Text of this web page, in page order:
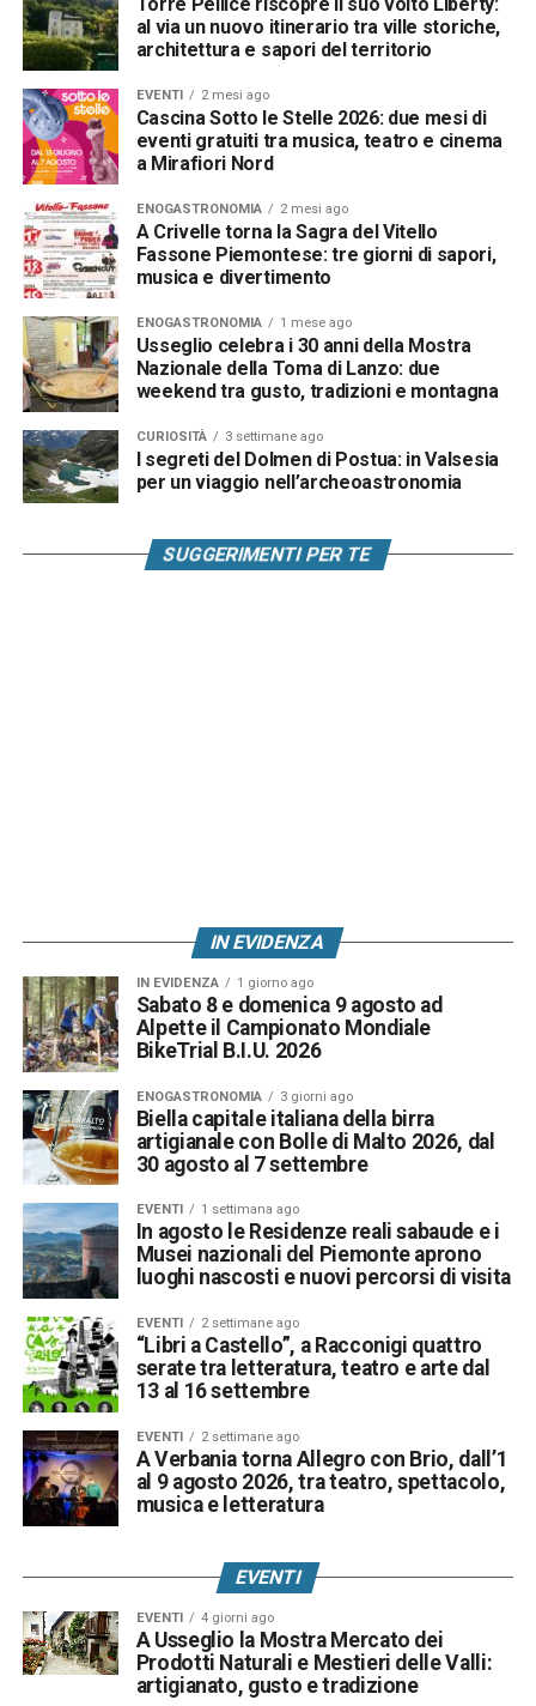
Torre Pellice riscopre il suo volto Liberty:
al via un nuovo itinerario tra ville storiche,
architettura e sapori del territorio
EVENTI 2 mesi ago
Cascina Sotto le Stelle 2026: due mesi di
eventi gratuiti tra musica, teatro e cinema
a Mirafiori Nord
ENOGASTRONOMIA 2 mesi ago
A Crivelle torna la Sagra del Vitello
Fassone Piemontese: tre giorni di sapori,
musica e divertimento
ENOGASTRONOMIA 1 mese ago
Usseglio celebra i 30 anni della Mostra
Nazionale della Toma di Lanzo: due
weekend tra gusto, tradizioni e montagna
CURIOSITÀ 3 settimane ago
I segreti del Dolmen di Postua: in Valsesia
per un viaggio nell’archeoastronomia
SUGGERIMENTI PER TE
IN EVIDENZA
IN EVIDENZA 1 giorno ago
Sabato 8 e domenica 9 agosto ad
Alpette il Campionato Mondiale
BikeTrial B.I.U. 2026
ENOGASTRONOMIA 3 giorni ago
Biella capitale italiana della birra
artigianale con Bolle di Malto 2026, dal
30 agosto al 7 settembre
EVENTI 1 settimana ago
In agosto le Residenze reali sabaude e i
Musei nazionali del Piemonte aprono
luoghi nascosti e nuovi percorsi di visita
EVENTI 2 settimane ago
“Libri a Castello”, a Racconigi quattro
serate tra letteratura, teatro e arte dal
13 al 16 settembre
EVENTI 2 settimane ago
A Verbania torna Allegro con Brio, dall’1
al 9 agosto 2026, tra teatro, spettacolo,
musica e letteratura
EVENTI
EVENTI 4 giorni ago
A Usseglio la Mostra Mercato dei
Prodotti Naturali e Mestieri delle Valli:
artigianato, gusto e tradizione